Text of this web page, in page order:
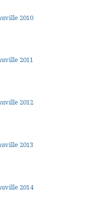
2010
2011
2012
2013
2014